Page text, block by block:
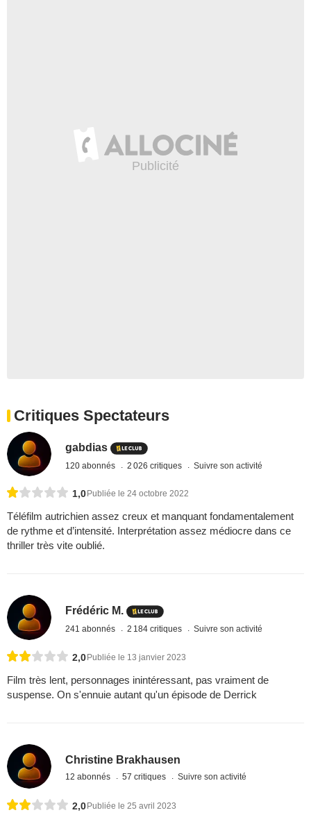
Critiques Spectateurs
gabdias
120 abonnés 2 026 critiques Suivre son activité
1,0 Publiée le 24 octobre 2022
Téléfilm autrichien assez creux et manquant fondamentalement
de rythme et d’intensité. Interprétation assez médiocre dans ce
thriller très vite oublié.
Frédéric M.
241 abonnés 2 184 critiques Suivre son activité
2,0Publiée le 13 janvier 2023
Film très lent, personnages inintéressant, pas vraiment de
suspense. On s'ennuie autant qu'un épisode de Derrick
Christine Brakhausen
12 abonnés 57 critiques Suivre son activité
2,0Publiée le 25 avril 2023